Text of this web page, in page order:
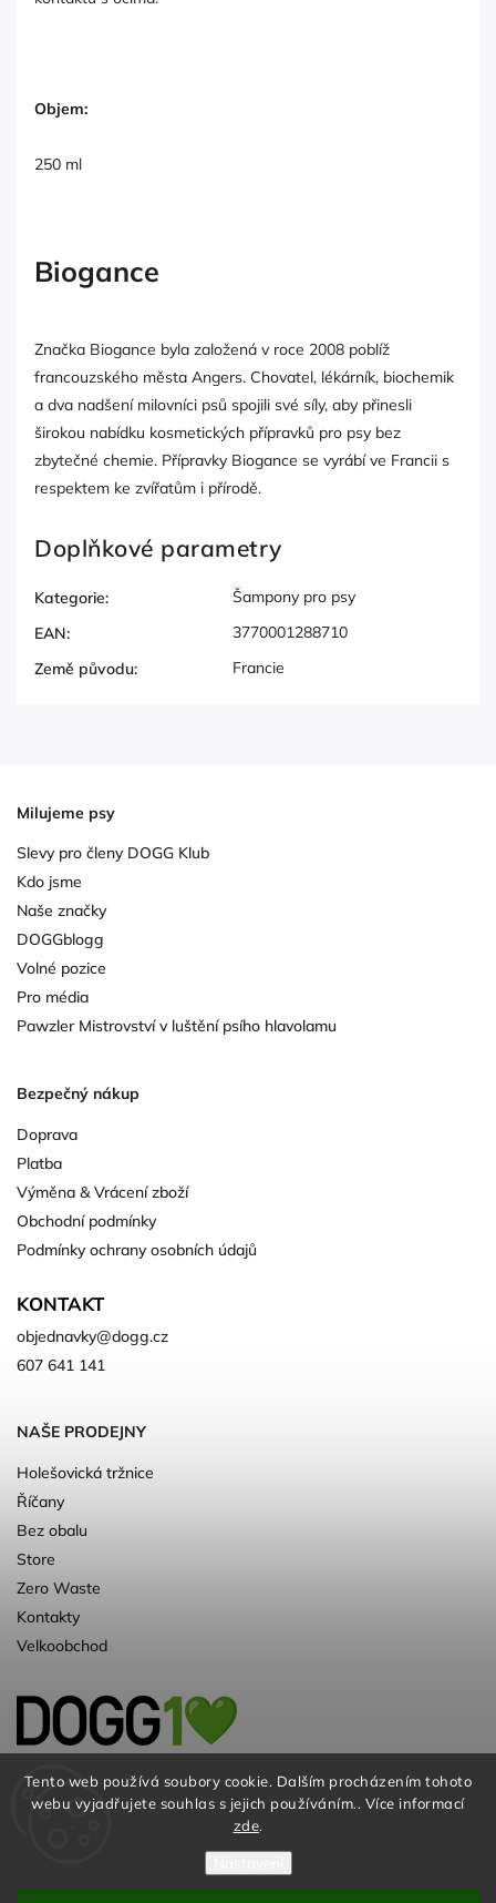
Tento web používá soubory cookie. Dalším procházením tohoto
webu vyjadřujete souhlas s jejich používáním.. Více informací
zde.
Objem:
250 ml
Biogance
Značka Biogance byla založená v roce 2008 poblíž
francouzského města Angers. Chovatel, lékárník, biochemik
a dva nadšení milovníci psů spojili své síly, aby přinesli
širokou nabídku kosmetických přípravků pro psy bez
zbytečné chemie. Přípravky Biogance se vyrábí ve Francii s
respektem ke zvířatům i přírodě.
Doplňkové parametry
Kategorie:
Šampony pro psy
EAN:
3770001288710
Země původu: Francie
Milujeme psy
Slevy pro členy DOGG Klub
Kdo jsme
Naše značky
DOGGblogg
Volné pozice
Pro média
Pawzler Mistrovství v luštění psího hlavolamu
Bezpečný nákup
Doprava
Platba
Výměna & Vrácení zboží
Obchodní podmínky
Podmínky ochrany osobních údajů
KONTAKT
objednavky@dogg.cz
607 641 141
NAŠE PRODEJNY
Holešovická tržnice
Říčany
Bez obalu
Store
Zero Waste
Kontakty
Velkoobchod
Kvalitní a ♻️eko chovatelské potřeby pro
psy. Už 10 let